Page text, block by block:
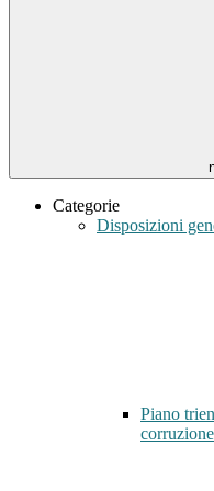
Categorie
Disposizioni
Piano